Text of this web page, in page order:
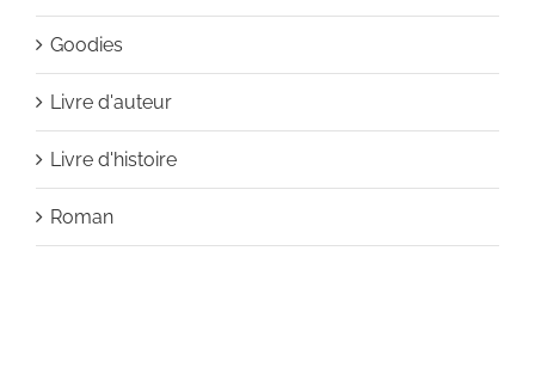
Goodies
Livre d'auteur
Livre d'histoire
Roman